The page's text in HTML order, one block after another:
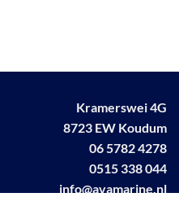
Kramerswei 4G
8723 EW Koudum
06 5782 4278
0515 338 044
info@avamarine.nl